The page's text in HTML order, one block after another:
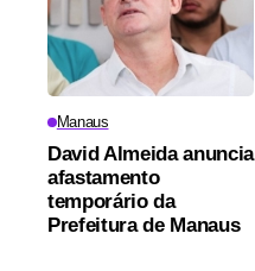
Manaus
David Almeida anuncia
afastamento
temporário da
Prefeitura de Manaus